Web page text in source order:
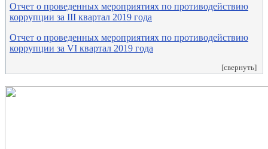
Отчет о проведенных мероприятиях по противодействию
коррупции за III квартал 2019 года
Отчет о проведенных мероприятиях по противодействию
коррупции за VI квартал 2019 года
[свернуть]